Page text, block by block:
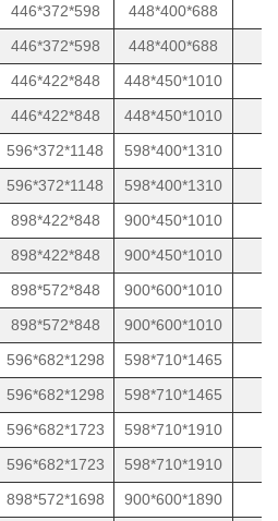
446*372*598 448*400*688
446*372*598 448*400*688
446*422*848 448*450*1010
446*422*848 448*450*1010
596*372*1148 598*400*1310
596*372*1148 598*400*1310
898*422*848 900*450*1010
898*422*848 900*450*1010
898*572*848 900*600*1010
898*572*848 900*600*1010
596*682*1298 598*710*1465
596*682*1298 598*710*1465
596*682*1723 598*710*1910
596*682*1723 598*710*1910
898*572*1698 900*600*1890